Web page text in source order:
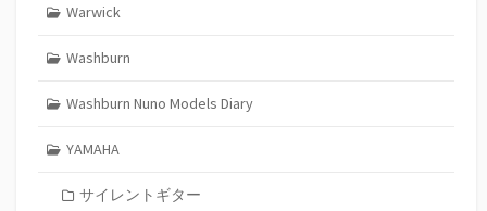
Warwick
Washburn
Washburn Nuno Models Diary
YAMAHA
サイレントギター